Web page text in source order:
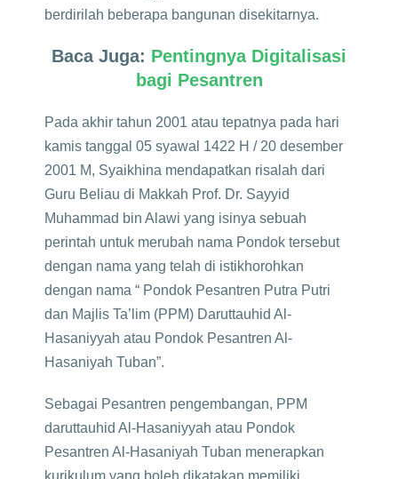
berdirilah beberapa bangunan disekitarnya.
Baca Juga: Pentingnya Digitalisasi
bagi Pesantren
Pada akhir tahun 2001 atau tepatnya pada hari
kamis tanggal 05 syawal 1422 H / 20 desember
2001 M, Syaikhina mendapatkan risalah dari
Guru Beliau di Makkah Prof. Dr. Sayyid
Muhammad bin Alawi yang isinya sebuah
perintah untuk merubah nama Pondok tersebut
dengan nama yang telah di istikhorohkan
dengan nama “ Pondok Pesantren Putra Putri
dan Majlis Ta’lim (PPM) Daruttauhid Al-
Hasaniyyah atau Pondok Pesantren Al-
Hasaniyah Tuban”.
Sebagai Pesantren pengembangan, PPM
daruttauhid Al-Hasaniyyah atau Pondok
Pesantren Al-Hasaniyah Tuban menerapkan
kurikulum yang boleh dikatakan memiliki